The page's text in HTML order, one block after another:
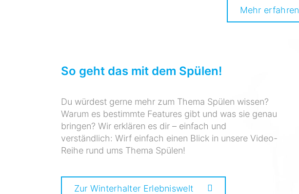
Mehr erfahren
So geht das mit dem Spülen!
Du würdest gerne mehr zum Thema Spülen wissen?
Warum es bestimmte Features gibt und was sie genau
bringen? Wir erklären es dir – einfach und
verständlich: Wirf einfach einen Blick in unsere Video-
Reihe rund ums Thema Spülen!
Zur Winterhalter Erlebniswelt